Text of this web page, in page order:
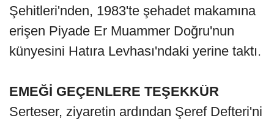
Şehitleri'nden, 1983'te şehadet makamına
erişen Piyade Er Muammer Doğru'nun
künyesini Hatıra Levhası'ndaki yerine taktı.
EMEĞİ GEÇENLERE TEŞEKKÜR
Serteser, ziyaretin ardından Şeref Defteri'ni